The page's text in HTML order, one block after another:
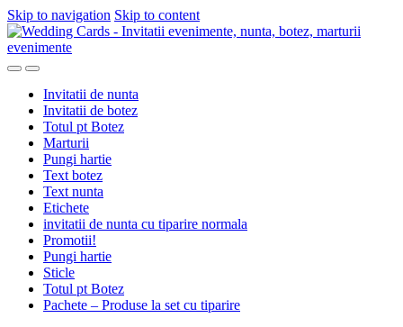
Skip to navigation Skip to content
Invitatii de nunta
Invitatii de botez
Totul pt Botez
Marturii
Pungi hartie
Text botez
Text nunta
Etichete
invitatii de nunta cu tiparire normala
Promotii!
Pungi hartie
Sticle
Totul pt Botez
Pachete – Produse la set cu tiparire